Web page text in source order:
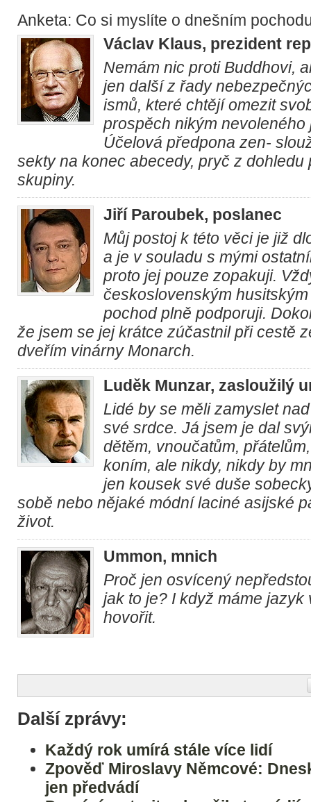
Anketa: Co si myslíte o dnešním
Václav Klaus, prezident
Nemám nic proti Buddhovi,
jen další z řady
ismů, které chtějí omezit
prospěch nikým nevoleného
Účelová předpona zen-
sekty na konec abecedy, pryč z dohledu
skupiny.
Jiří Paroubek, poslanec
Můj postoj k této věci je již
a je v souladu s mými
proto jej pouze zopakuji.
československým
pochod plně podporuji.
že jsem se jej krátce zúčastnil při cestě
dveřím vinárny Monarch.
Luděk Munzar, zasloužilý
Lidé by se měli zamyslet
své srdce. Já jsem je dal
dětěm, vnoučatům,
koním, ale nikdy, nikdy by
jen kousek své duše
sobě nebo nějaké módní laciné asijské
život.
Ummon, mnich
Proč jen osvícený
jak to je? I když máme jazyk
hovořit.
Další zprávy:
Každý rok umírá stále více lidí
Zpověď Miroslavy Němcové:
jen předvádí